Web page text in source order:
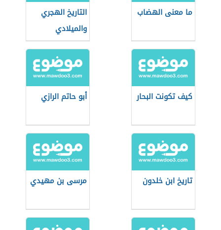
ما معنى الهضاب
التاريخ الهجري
والميلادي
كيف تكونت البحار أبو حاتم الرازي
تاريخ ابن خلدون مرسى بن مهيدي